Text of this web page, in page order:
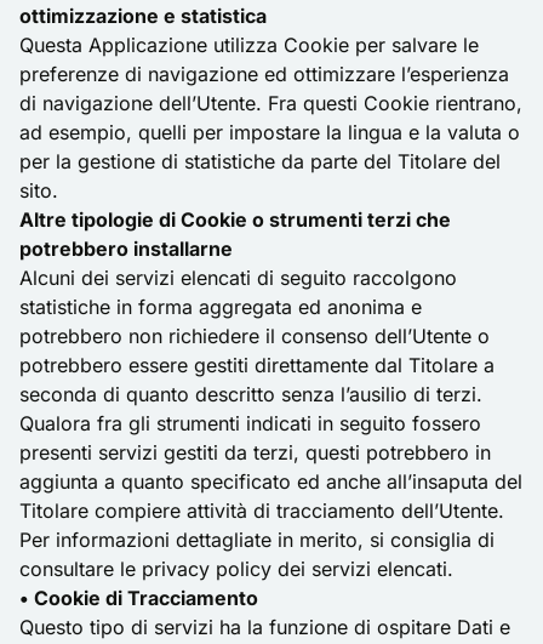
ottimizzazione e statistica
Questa Applicazione utilizza Cookie per salvare le
preferenze di navigazione ed ottimizzare l’esperienza
di navigazione dell’Utente. Fra questi Cookie rientrano,
ad esempio, quelli per impostare la lingua e la valuta o
per la gestione di statistiche da parte del Titolare del
sito.
Altre tipologie di Cookie o strumenti terzi che
potrebbero installarne
Alcuni dei servizi elencati di seguito raccolgono
statistiche in forma aggregata ed anonima e
potrebbero non richiedere il consenso dell’Utente o
potrebbero essere gestiti direttamente dal Titolare a
seconda di quanto descritto senza l’ausilio di terzi.
Qualora fra gli strumenti indicati in seguito fossero
presenti servizi gestiti da terzi, questi potrebbero in
aggiunta a quanto specificato ed anche all’insaputa del
Titolare compiere attività di tracciamento dell’Utente.
Per informazioni dettagliate in merito, si consiglia di
consultare le privacy policy dei servizi elencati.
• Cookie di Tracciamento
Questo tipo di servizi ha la funzione di ospitare Dati e